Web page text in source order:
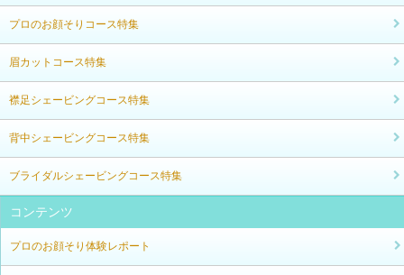
プロのお顔そりコース特集
眉カットコース特集
襟足シェービングコース特集
背中シェービングコース特集
ブライダルシェービングコース特集
コンテンツ
プロのお顔そり体験レポート